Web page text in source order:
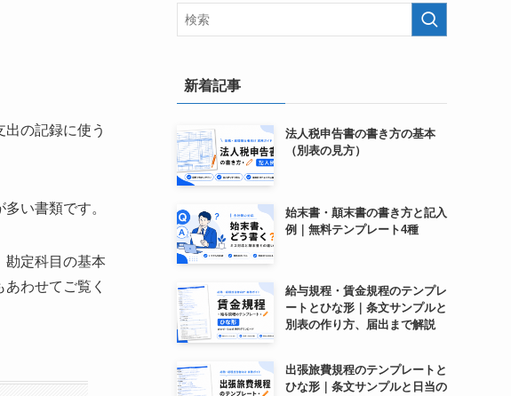
の記録に使う
い書類です。
勘定科目の基本
あわせてご覧く
新着記事
法人税申告書の書き方の基本
（別表の見方）
始末書・顛末書の書き方と記入
例｜無料テンプレート4種
給与規程・賃金規程のテンプレ
ートとひな形｜条文サンプルと
別表の作り方、届出まで解説
出張旅費規程のテンプレートと
ひな形｜条文サンプルと日当の